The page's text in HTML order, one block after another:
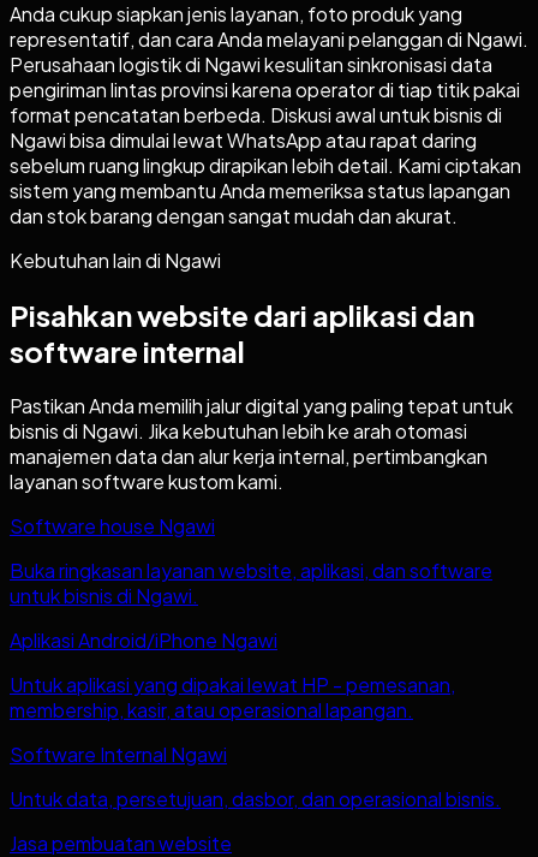
Anda cukup siapkan jenis layanan, foto produk yang
representatif, dan cara Anda melayani pelanggan di Ngawi.
Perusahaan logistik di Ngawi kesulitan sinkronisasi data
pengiriman lintas provinsi karena operator di tiap titik pakai
format pencatatan berbeda. Diskusi awal untuk bisnis di
Ngawi bisa dimulai lewat WhatsApp atau rapat daring
sebelum ruang lingkup dirapikan lebih detail. Kami ciptakan
sistem yang membantu Anda memeriksa status lapangan
dan stok barang dengan sangat mudah dan akurat.
Kebutuhan lain di Ngawi
Pisahkan website dari aplikasi dan
software internal
Pastikan Anda memilih jalur digital yang paling tepat untuk
bisnis di Ngawi. Jika kebutuhan lebih ke arah otomasi
manajemen data dan alur kerja internal, pertimbangkan
layanan software kustom kami.
Software house Ngawi
Buka ringkasan layanan website, aplikasi, dan software
untuk bisnis di Ngawi.
Aplikasi Android/iPhone Ngawi
Untuk aplikasi yang dipakai lewat HP - pemesanan,
membership, kasir, atau operasional lapangan.
Software Internal Ngawi
Untuk data, persetujuan, dasbor, dan operasional bisnis.
Jasa pembuatan website